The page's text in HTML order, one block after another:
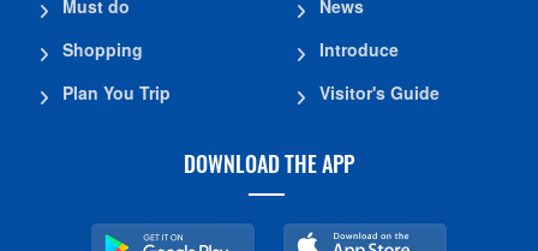
Shopping
Plan You Trip
DOWNLOAD THE APP